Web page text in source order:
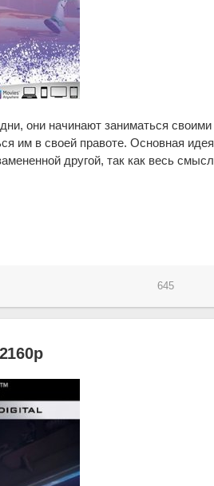
они начинают заниматься своими
им в своей правоте. Основная идея
другой, так как весь смысл
645